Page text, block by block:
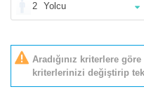
2 Yolcu
Aradığınız kriterlere
kriterlerinizi değiştirip